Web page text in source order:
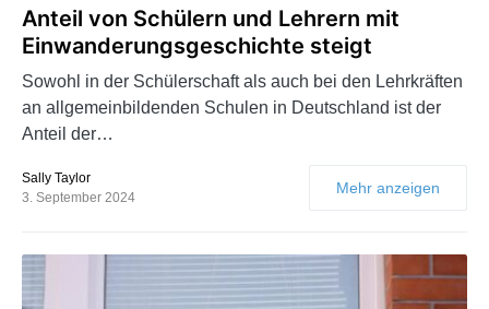
Anteil von Schülern und Lehrern mit
Einwanderungsgeschichte steigt
Sowohl in der Schülerschaft als auch bei den Lehrkräften
an allgemeinbildenden Schulen in Deutschland ist der
Anteil der…
Sally Taylor
3. September 2024
Mehr anzeigen